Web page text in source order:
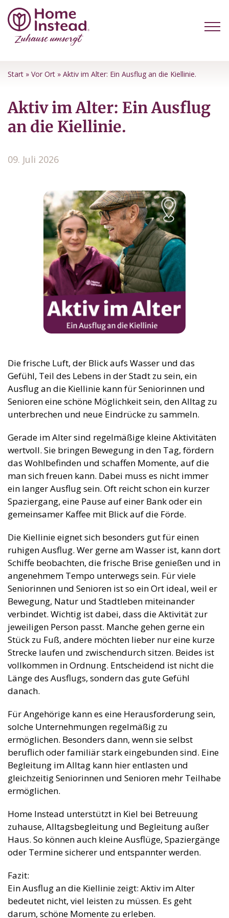
Start » Vor Ort » Aktiv im Alter: Ein Ausflug an die Kiellinie.
Aktiv im Alter: Ein Ausflug
an die Kiellinie.
09. Juli 2026
Die frische Luft, der Blick aufs Wasser und das
Gefühl, Teil des Lebens in der Stadt zu sein, ein
Ausflug an die Kiellinie kann für Seniorinnen und
Senioren eine schöne Möglichkeit sein, den Alltag zu
unterbrechen und neue Eindrücke zu sammeln.
Gerade im Alter sind regelmäßige kleine Aktivitäten
wertvoll. Sie bringen Bewegung in den Tag, fördern
das Wohlbefinden und schaffen Momente, auf die
man sich freuen kann. Dabei muss es nicht immer
ein langer Ausflug sein. Oft reicht schon ein kurzer
Spaziergang, eine Pause auf einer Bank oder ein
gemeinsamer Kaffee mit Blick auf die Förde.
Die Kiellinie eignet sich besonders gut für einen
ruhigen Ausflug. Wer gerne am Wasser ist, kann dort
Schiffe beobachten, die frische Brise genießen und in
angenehmem Tempo unterwegs sein. Für viele
Seniorinnen und Senioren ist so ein Ort ideal, weil er
Bewegung, Natur und Stadtleben miteinander
verbindet. Wichtig ist dabei, dass die Aktivität zur
jeweiligen Person passt. Manche gehen gerne ein
Stück zu Fuß, andere möchten lieber nur eine kurze
Strecke laufen und zwischendurch sitzen. Beides ist
vollkommen in Ordnung. Entscheidend ist nicht die
Länge des Ausflugs, sondern das gute Gefühl
danach.
Für Angehörige kann es eine Herausforderung sein,
solche Unternehmungen regelmäßig zu
ermöglichen. Besonders dann, wenn sie selbst
beruflich oder familiär stark eingebunden sind. Eine
Begleitung im Alltag kann hier entlasten und
gleichzeitig Seniorinnen und Senioren mehr Teilhabe
ermöglichen.
Home Instead unterstützt in Kiel bei Betreuung
zuhause, Alltagsbegleitung und Begleitung außer
Haus. So können auch kleine Ausflüge, Spaziergänge
oder Termine sicherer und entspannter werden.
Fazit:
Ein Ausflug an die Kiellinie zeigt: Aktiv im Alter
bedeutet nicht, viel leisten zu müssen. Es geht
darum, schöne Momente zu erleben.